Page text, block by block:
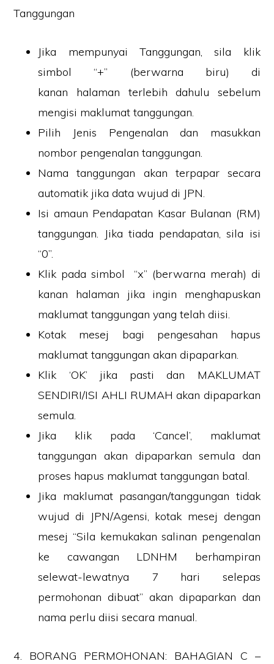
Tanggungan
Jika mempunyai Tanggungan, sila klik
simbol “+” (berwarna biru) di
kanan halaman terlebih dahulu sebelum
mengisi maklumat tanggungan.
Pilih Jenis Pengenalan dan masukkan
nombor pengenalan tanggungan.
Nama tanggungan akan terpapar secara
automatik jika data wujud di JPN.
Isi amaun Pendapatan Kasar Bulanan (RM)
tanggungan. Jika tiada pendapatan, sila isi
“0”.
Klik pada simbol “x” (berwarna merah) di
kanan halaman jika ingin menghapuskan
maklumat tanggungan yang telah diisi.
Kotak mesej bagi pengesahan hapus
maklumat tanggungan akan dipaparkan.
Klik ‘OK’ jika pasti dan MAKLUMAT
SENDIRI/ISI AHLI RUMAH akan dipaparkan
semula.
Jika klik pada ‘Cancel’, maklumat
tanggungan akan dipaparkan semula dan
proses hapus maklumat tanggungan batal.
Jika maklumat pasangan/tanggungan tidak
wujud di JPN/Agensi, kotak mesej dengan
mesej “Sila kemukakan salinan pengenalan
ke cawangan LDNHM berhampiran
selewat-lewatnya 7 hari selepas
permohonan dibuat” akan dipaparkan dan
nama perlu diisi secara manual.
4. BORANG PERMOHONAN: BAHAGIAN C –